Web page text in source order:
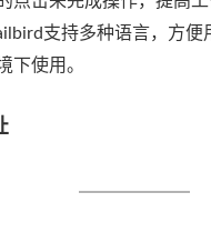
支持多种语言，方便
下使用。